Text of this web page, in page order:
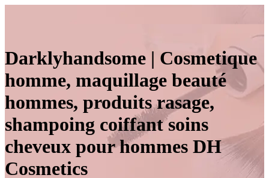
Darklyhandso­me | Cosmetique
homme, maquillage beauté
hommes, produits rasage,
shampoing coiffant soins
cheveux pour hommes DH
Cosmetics